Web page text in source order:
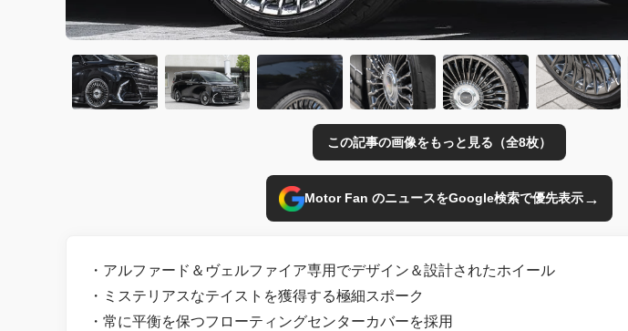
この記事の画像をもっと見る（全8枚）
Motor Fan のニュースをGoogle検索で優先表示→
・アルファード＆ヴェルファイア専用でデザイン＆設計されたホイール
・ミステリアスなテイストを獲得する極細スポーク
・常に平衡を保つフローティングセンターカバーを採用